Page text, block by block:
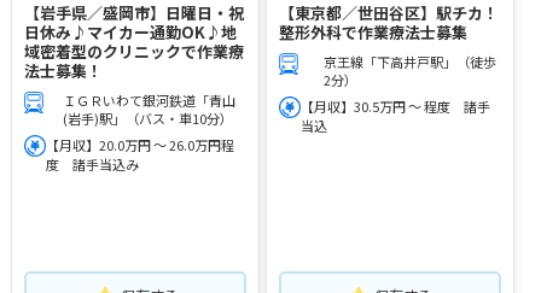
【岩手県／盛岡市】日曜日・祝
日休み♪マイカー通勤OK♪地
域密着型のクリニックで作業療
法士募集！
ＩＧＲいわて銀河鉄道「青山
(岩手)駅」（バス・車10分）
【月収】20.0万円 ～ 26.0万円程
度 諸手当込み
【東京都／世田谷区】駅チカ！
整形外科で作業療法士募集
京王線「下高井戸駅」（徒歩
2分）
【月収】30.5万円 ～ 程度 諸手
当込